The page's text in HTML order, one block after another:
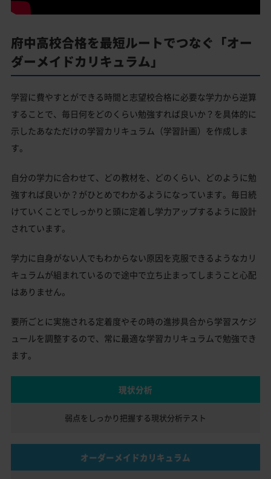
府中高校合格を最短ルートでつなぐ「オー
ダーメイドカリキュラム」
学習に費やすとができる時間と志望校合格に必要な学力から逆算
することで、毎日何をどのくらい勉強すれば良いか？を具体的に
示したあなただけの学習カリキュラム（学習計画）を作成しま
す。
自分の学力に合わせて、どの教材を、どのくらい、どのように勉
強すれば良いか？がひとめでわかるようになっています。毎日続
けていくことでしっかりと頭に定着し学力アップするように設計
されています。
学力に自身がない人でもわからない原因を克服できるようなカリ
キュラムが組まれているので途中で立ち止まってしまうこと心配
はありません。
要所ごとに実施される定着度やその時の進捗具合から学習スケジ
ュールを調整するので、常に最適な学習カリキュラムで勉強でき
ます。
現状分析
弱点をしっかり把握する現状分析テスト
オーダーメイドカリキュラム